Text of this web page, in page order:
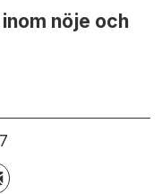
nöje och